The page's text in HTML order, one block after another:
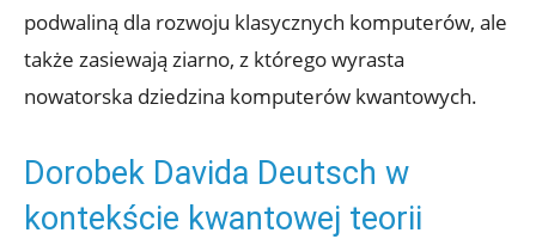
podwaliną dla rozwoju klasycznych komputerów, ale
także zasiewają ziarno, z którego wyrasta
nowatorska dziedzina komputerów kwantowych.
Dorobek Davida Deutsch w
kontekście kwantowej teorii